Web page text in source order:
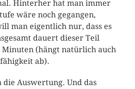
Hinterher hat man immer
wäre noch gegangen,
man eigentlich nur, dass es
dauert dieser Teil
Minuten (hängt natürlich auch
ab).
die Auswertung. Und das